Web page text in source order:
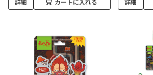
詳細 カートに入れる 詳細